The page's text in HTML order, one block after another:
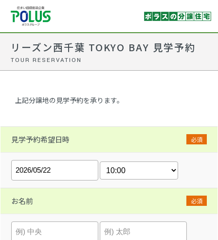
リーズン西千葉 TOKYO BAY 見学予約
TOUR RESERVATION
上記分譲地の見学予約を承ります。
見学予約希望日時 必須
お名前 必須